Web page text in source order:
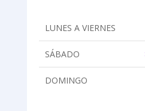
LUNES A VIERNES
SÁBADO
DOMINGO